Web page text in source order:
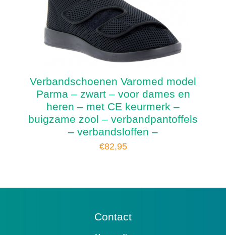
Verbandschoenen Varomed model
Parma – zwart – voor dames en
heren – met CE keurmerk –
buigzame zool – verbandpantoffels
– verbandsloffen –
€82,95
Contact